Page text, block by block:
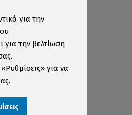
για την
την βελτίωση
για να